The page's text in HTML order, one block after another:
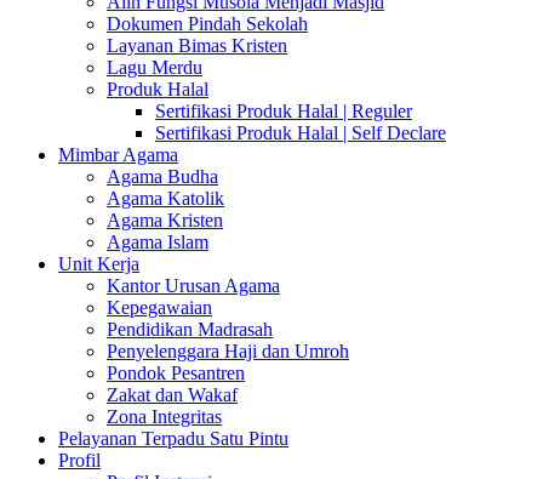
Dokumen Pindah Sekolah
Layanan Bimas Kristen
Lagu Merdu
Produk Halal
Sertifikasi Produk Halal | Reguler
Sertifikasi Produk Halal | Self Declare
Mimbar Agama
Agama Budha
Agama Katolik
Agama Kristen
Agama Islam
Unit Kerja
Kantor Urusan Agama
Kepegawaian
Pendidikan Madrasah
Penyelenggara Haji dan Umroh
Pondok Pesantren
Zakat dan Wakaf
Zona Integritas
Pelayanan Terpadu Satu Pintu
Profil